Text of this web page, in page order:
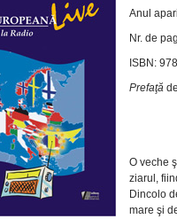
Anul
Nr. de
ISBN:
Prefaţă
O veche
ziarul,
Dincolo
mare şi